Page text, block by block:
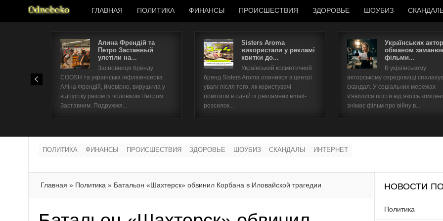
ГЛАВНАЯ ПОЛИТИКА ФИНАНСЫ ПРОИСШЕСТВИЯ ЗДОРОВЬЕ ШОУБИЗ
Алина Френдій та
Петро Заставный
улетіли на...
Засновниця бренду
COOSH та українська інфлюенсерка
Аліна Френдій, ймовірно, вирушила у
відпустку разом із чоловіком Петром
Заставним. Подружжя...
Sisters Aroma
використали у рекламі
квитки до...
Український косметичний
бренд Sisters Aroma опинився в центрі
уваги після того, як користувачі
помітили в одній із рекламних email-
розсилок...
Українських
обманом
фільми...
В українському
акторському середовищі спалахує
скандал. У соціальних мережах
з'явилися пости від якоїсь
знімає фільм про війну в...
ПОЛИТИКА ФИНАНСЫ ПРОИСШЕСТВИЯ ЗДОРОВЬЕ ШОУБИЗ СКАНДАЛЫ ИНТЕРНЕТ
Главная » Политика » Батальон «Шахтерск» обвинил Корбана в Иловайской трагедии НОВОСТИ
Политика
Имя пользователя
Забыли имя пользователя?